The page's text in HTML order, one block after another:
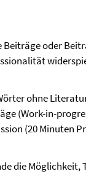
oder
ohne
(Work-in-
(20 Minuten
die Möglichkeit,